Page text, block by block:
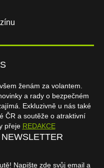
ženám za volantem.
a rady o bezpečném
Exkluzivně u nás také
ČR a soutěže o atraktivní
přeje REDAKCE
Napište zde svůj email a